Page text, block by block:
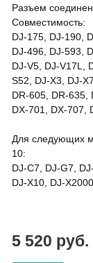
Разъем
Совместимость:
DJ-175, DJ-190,
DJ-496, DJ-593,
DJ-V5, DJ-V17L,
S52, DJ-X3, DJ-
DR-605, DR-635,
DX-701, DX-707,
Для следующих
10:
DJ-C7, DJ-G7,
DJ-X10, DJ-X2000.
5 520 руб.